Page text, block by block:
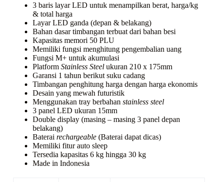
3 baris layar LED untuk menampilkan berat, harga/kg
& total harga
Layar LED ganda (depan & belakang)
Bahan dasar timbangan terbuat dari bahan besi
Kapasitas memori 50 PLU
Memiliki fungsi menghitung pengembalian uang
Fungsi M+ untuk akumulasi
Platform Stainless Steelukuran 210 x 175mm
Garansi 1 tahun berikut suku cadang
Timbangan penghitung harga dengan harga ekonomis
Desain yang mewah futuristik
Menggunakan tray berbahan stainless steel
3 panel LED ukuran 15mm
Double display (masing – masing 3 panel depan
belakang)
Baterai rechargeable (Baterai dapat dicas)
Memiliki fitur auto sleep
Tersedia kapasitas 6 kg hingga 30 kg
Made in Indonesia